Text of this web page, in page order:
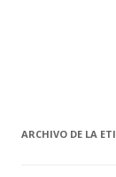
ARCHIVO DE LA